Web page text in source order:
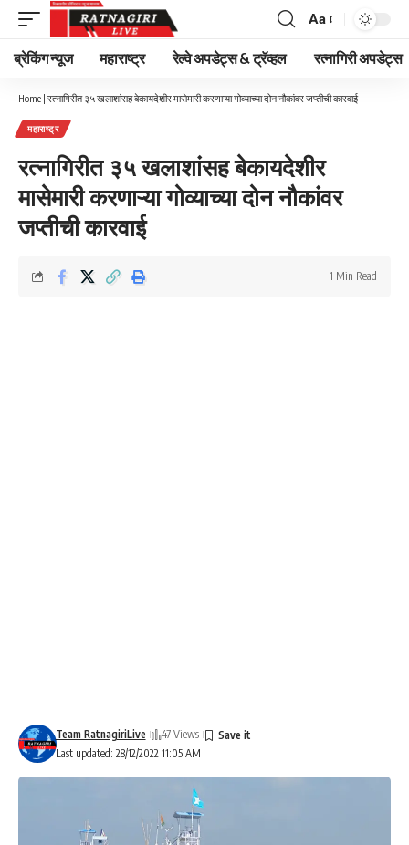
Font
Resizer
Aa
ब्रेकिंग न्यूज महाराष्ट्र रेल्वे अपडेट्स & ट्रॅव्हल रत्नागिरी अपडेट्स
Home | रत्नागिरीत ३५ खलाशांसह बेकायदेशीर मासेमारी करणाऱ्या गोव्याच्या दोन नौकांवर जप्तीची कारवाई
महाराष्ट्र
रत्नागिरीत ३५ खलाशांसह बेकायदेशीर
मासेमारी करणाऱ्या गोव्याच्या दोन नौकांवर
जप्तीची कारवाई
Last updated: 28/12/2022 11:05 AM
Team RatnagiriLive 47 Views
1 Min Read